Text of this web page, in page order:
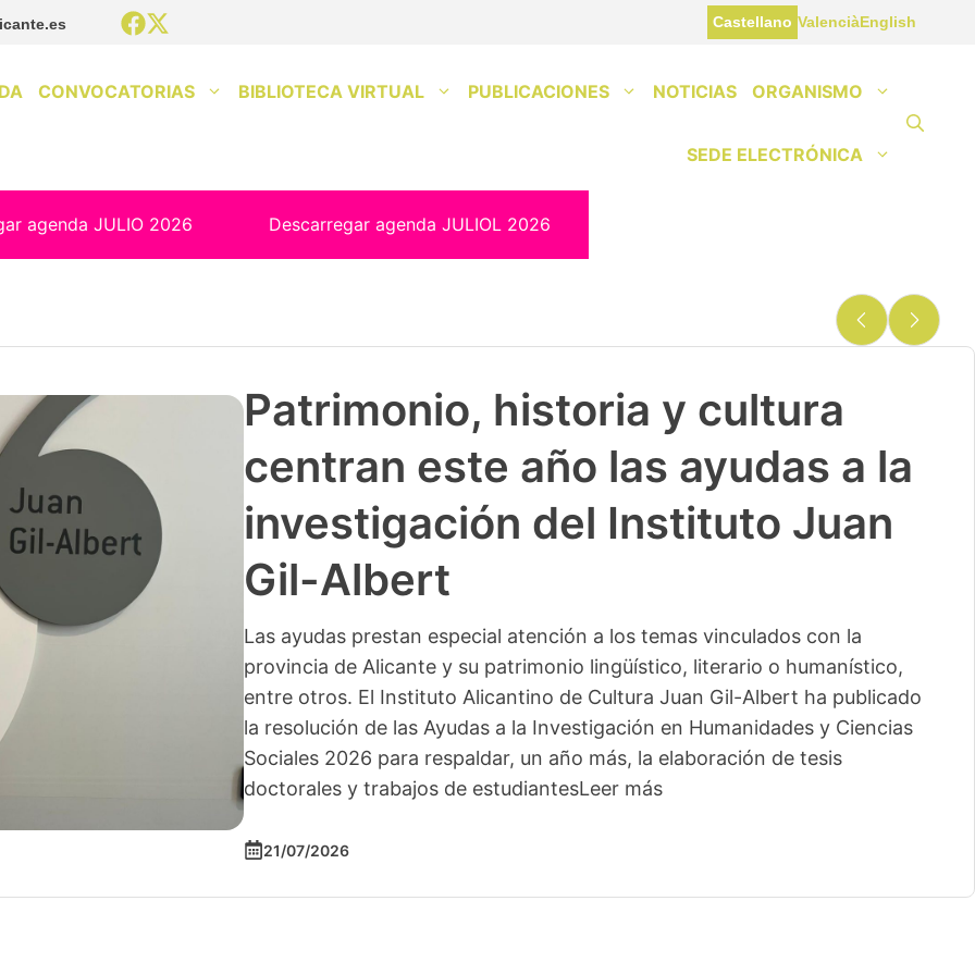
Castellano ValenciàEnglish
CONVOCATORIAS BIBLIOTECA VIRTUAL PUBLICACIONES NOTICIAS ORGANISMO
SEDE ELECTRÓNICA
agenda JULIO 2026 Descarregar agenda JULIOL 2026
Patrimonio, historia y cultura
centran este año las ayudas a la
investigación del Instituto Juan
Gil-Albert
Las ayudas prestan especial atención a los temas vinculados con la
provincia de Alicante y su patrimonio lingüístico, literario o humanístico,
entre otros. El Instituto Alicantino de Cultura Juan Gil-Albert ha publicado
la resolución de las Ayudas a la Investigación en Humanidades y Ciencias
Sociales 2026 para respaldar, un año más, la elaboración de tesis
doctorales y trabajos de estudiantesLeer más
21/07/2026